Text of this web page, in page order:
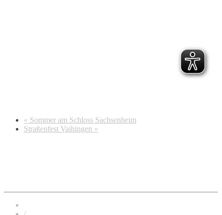
« Sommer am Schloss Sachsenheim
Straßenfest Vaihingen »